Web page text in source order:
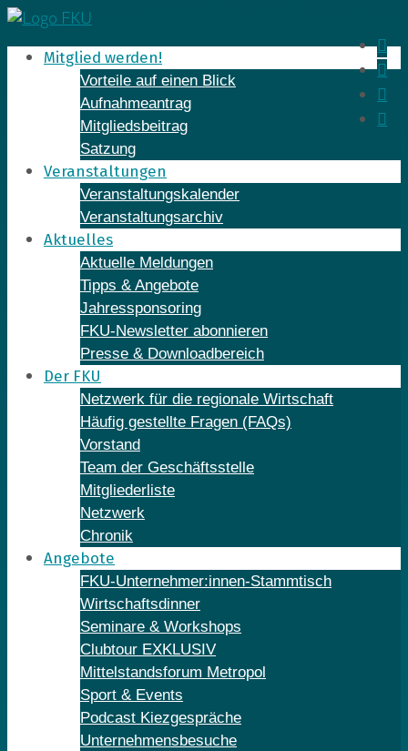
Skip
to
contentMitglied werden!
Vorteile auf einen Blick
Aufnahmeantrag
Mitgliedsbeitrag
Satzung
Veranstaltungen
Veranstaltungskalender
Veranstaltungsarchiv
Aktuelles
Aktuelle Meldungen
Tipps & Angebote
Jahressponsoring
FKU-Newsletter abonnieren
Presse & Downloadbereich
Der FKU
Netzwerk für die regionale Wirtschaft
Häufig gestellte Fragen (FAQs)
Vorstand
Team der Geschäftsstelle
Mitgliederliste
Netzwerk
Chronik
Angebote
FKU-Unternehmer:innen-Stammtisch
Wirtschaftsdinner
Seminare & Workshops
Clubtour EXKLUSIV
Mittelstandsforum Metropol
Sport & Events
Podcast Kiezgespräche
Unternehmensbesuche